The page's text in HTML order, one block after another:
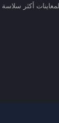
أكثر سلاسة